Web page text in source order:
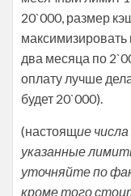
20`000, размер
максимизировать
два месяца по
оплату лучше
будет 20`000).
(настоящие
указанные
уточняйте по
кроме того